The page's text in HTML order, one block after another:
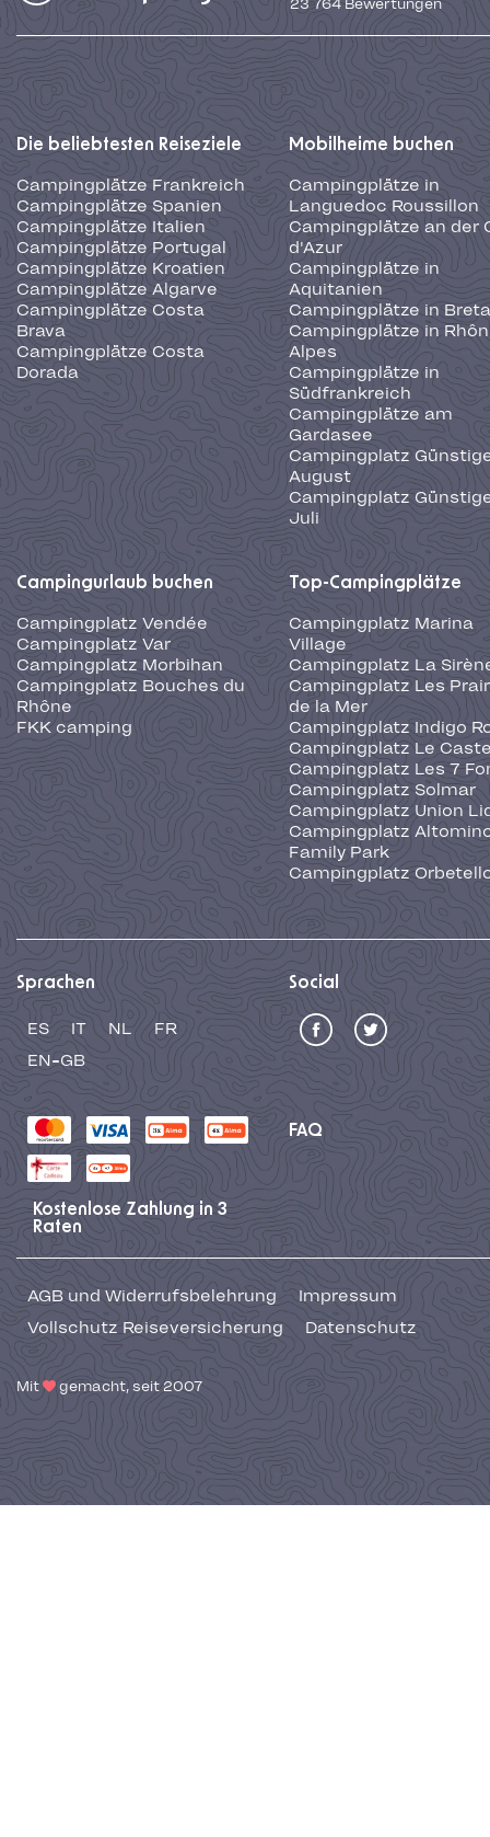
23 764Bewertungen
Die beliebtesten Reiseziele
Campingplätze Frankreich
Campingplätze Spanien
Campingplätze Italien
Campingplätze Portugal
Campingplätze Kroatien
Campingplätze Algarve
Campingplätze Costa
Brava
Campingplätze Costa
Dorada
Mobilheime buchen
Campingplätze in
Languedoc Roussillon
Campingplätze an der
d'Azur
Campingplätze in
Aquitanien
Campingplätze in
Campingplätze in
Alpes
Campingplätze in
Südfrankreich
Campingplätze am
Gardasee
Campingplatz
August
Campingplatz
Juli
Campingurlaub buchen
Campingplatz Vendée
Campingplatz Var
Campingplatz Morbihan
Campingplatz Bouches du
Rhône
FKK camping
Top-Campingplätze
Campingplatz Marina
Village
Campingplatz La
Campingplatz Les
de la Mer
Campingplatz Indigo
Campingplatz Le
Campingplatz Les 7
Campingplatz Solmar
Campingplatz Union
Campingplatz
Family Park
Campingplatz
Sprachen
ES IT NL
FR
EN-GB
Social
FAQ
Kostenlose Zahlung in 3
Raten
AGB und Widerrufsbelehrung
Impressum
Vollschutz Reiseversicherung
Datenschutz
Mit gemacht, seit 2007